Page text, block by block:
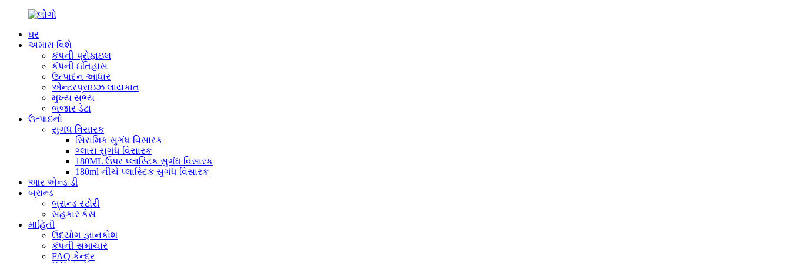
ઘર
અમારા વિશે
કંપની પ્રોફાઇલ
કંપની ઇતિહાસ
ઉત્પાદન આધાર
એન્ટરપ્રાઇઝ લાયકાત
મુખ્ય સભ્ય
બજાર ડેટા
ઉત્પાદનો
સુગંધ વિસારક
સિરામિક સુગંધ વિસારક
ગ્લાસ સુગંધ વિસારક
180ML ઉપર પ્લાસ્ટિક સુગંધ વિસારક
180ml નીચે પ્લાસ્ટિક સુગંધ વિસારક
આર એન્ડ ડી
બ્રાન્ડ
બ્રાન્ડ સ્ટોરી
સહકાર કેસ
માહિતી
ઉદ્યોગ જ્ઞાનકોશ
કંપની સમાચાર
FAQ કેન્દ્ર